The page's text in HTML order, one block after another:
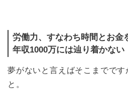
労働力、すなわち時間とお金
年収1000万には辿り着かない
夢がないと言えばそこまでで
と。